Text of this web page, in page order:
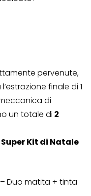
pervenute,
finale di 1
di
un totale di 2
Super Kit di Natale
Duo matita + tinta